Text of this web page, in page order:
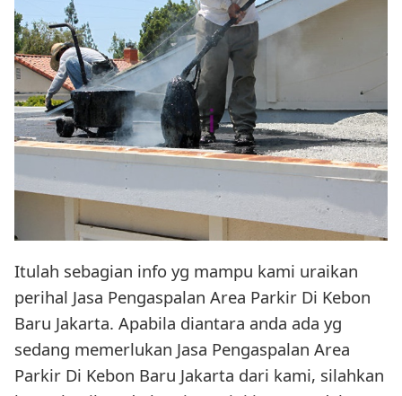
Itulah sebagian info yg mampu kami uraikan
perihal Jasa Pengaspalan Area Parkir Di Kebon
Baru Jakarta. Apabila diantara anda ada yg
sedang memerlukan Jasa Pengaspalan Area
Parkir Di Kebon Baru Jakarta dari kami, silahkan